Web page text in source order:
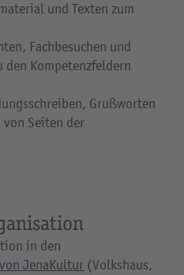
und Texten zum
Fachbesuchen und
Kompetenzfeldern
Grußworten
Seiten der
in den
JenaKultur (Volkshaus,